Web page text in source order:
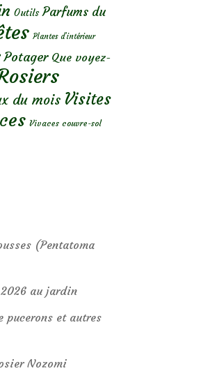
Outils Parfums du
Plantes d’intérieur
Potager Que voyez-
du mois Visites
Vivaces couvre-sol
(Pentatoma
au jardin
pucerons et autres
Nozomi